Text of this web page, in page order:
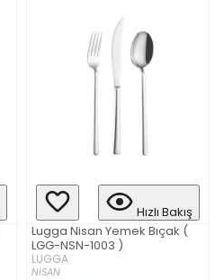
Hızlı Bakış
Lugga Nisan Yemek Bıçak (
LGG-NSN-1003 )
LUGGA
NİSAN